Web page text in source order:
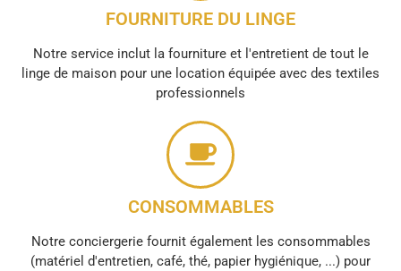
FOURNITURE DU LINGE
Notre service inclut la fourniture et l'entretient de tout le
linge de maison pour une location équipée avec des textiles
professionnels
CONSOMMABLES
Notre conciergerie fournit également les consommables
(matériel d'entretien, café, thé, papier hygiénique, ...) pour